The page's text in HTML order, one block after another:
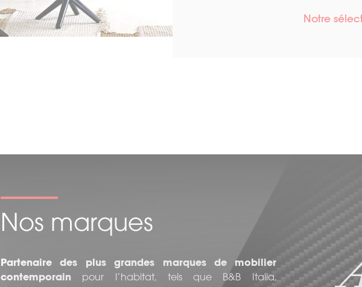
Notre
Nos marques
Partenaire des plus grandes marques de mobilier
contemporain pour l’habitat, tels que B&B Italia,